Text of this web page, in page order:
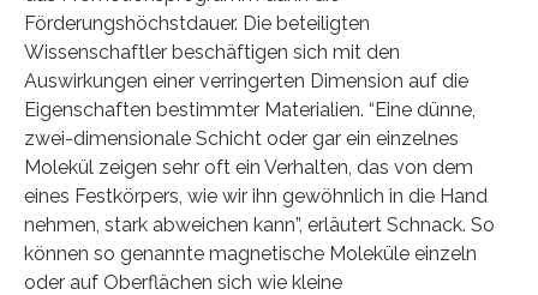
Förderungshöchstdauer. Die beteiligten
Wissenschaftler beschäftigen sich mit den
Auswirkungen einer verringerten Dimension auf die
Eigenschaften bestimmter Materialien. “Eine dünne,
zwei-dimensionale Schicht oder gar ein einzelnes
Molekül zeigen sehr oft ein Verhalten, das von dem
eines Festkörpers, wie wir ihn gewöhnlich in die Hand
nehmen, stark abweichen kann”, erläutert Schnack. So
können so genannte magnetische Moleküle einzeln
oder auf Oberflächen sich wie kleine